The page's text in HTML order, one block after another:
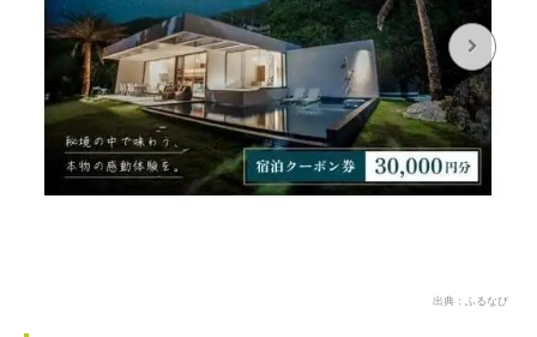
出典：ふるなび